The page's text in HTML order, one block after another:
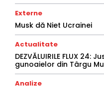
Externe
Musk dă Niet Ucrainei
Actualitate
DEZVĂLUIRILE FLUX
gunoaielor din Târgu
Analize